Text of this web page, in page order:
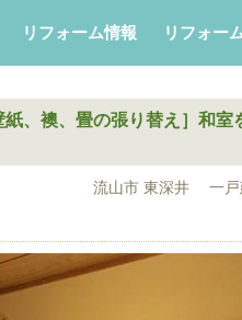
リフォーム情報 リフォー
、襖、畳の張り替え］和室
流山市 東深井 一戸